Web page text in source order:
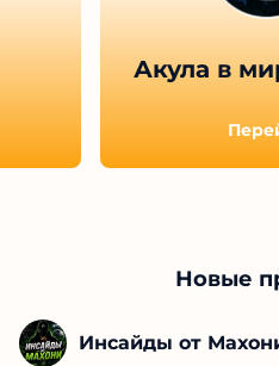
Акула в
Новые
Инсайды от